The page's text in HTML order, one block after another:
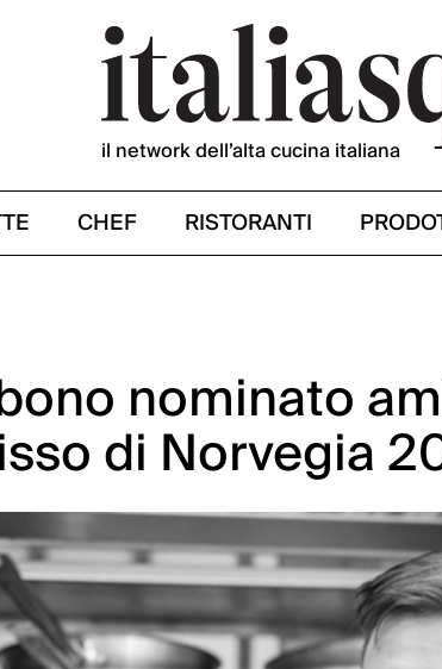
il network dell’alta cucina italiana
CHEF RISTORANTI
nominato
di Norvegia